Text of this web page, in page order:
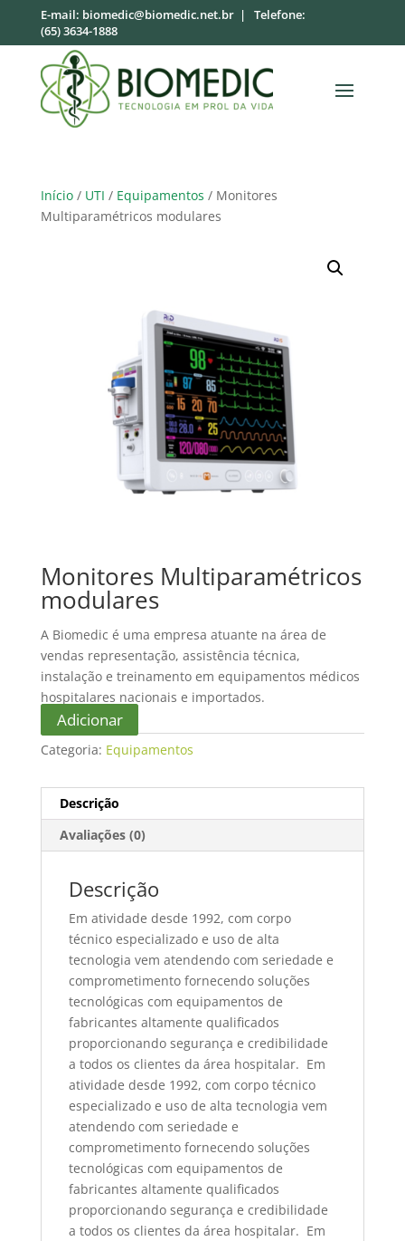
E-mail: biomedic@biomedic.net.br| Telefone:
(65) 3634-1888
Início/ UTI / Equipamentos / Monitores
Multiparamétricos modulares
Monitores Multiparamétricos
modulares
A Biomedic é uma empresa atuante na área de
vendas representação, assistência técnica,
instalação e treinamento em equipamentos médicos
hospitalares nacionais e importados.
Adicionar
Categoria: Equipamentos
Descrição
Avaliações (0)
Descrição
Em atividade desde 1992, com corpo
técnico especializado e uso de alta
tecnologia vem atendendo com seriedade e
comprometimento fornecendo soluções
tecnológicas com equipamentos de
fabricantes altamente qualificados
proporcionando segurança e credibilidade
a todos os clientes da área hospitalar. Em
atividade desde 1992, com corpo técnico
especializado e uso de alta tecnologia vem
atendendo com seriedade e
comprometimento fornecendo soluções
tecnológicas com equipamentos de
fabricantes altamente qualificados
proporcionando segurança e credibilidade
a todos os clientes da área hospitalar. Em